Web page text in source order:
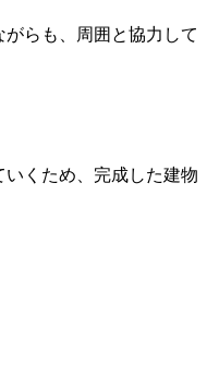
らも、周囲と協力して
くため、完成した建物